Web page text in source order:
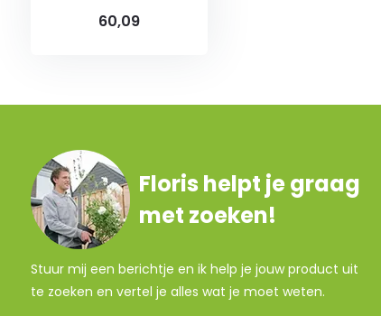
60,09
Floris helpt je graag
met zoeken!
Stuur mij een berichtje en ik help je jouw product uit
te zoeken en vertel je alles wat je moet weten.